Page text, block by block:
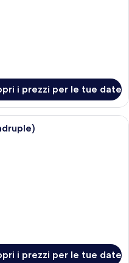
i prezzi per le tue date
camera d'albergo con un letto
i prezzi per le tue date